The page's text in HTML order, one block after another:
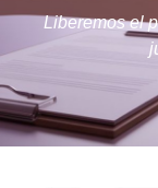
Liberemos el